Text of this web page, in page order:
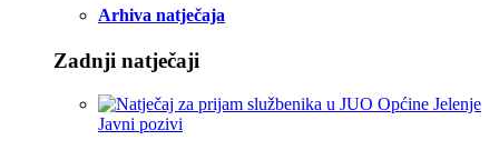
Arhiva natječaja
Zadnji natječaji
Javni pozivi